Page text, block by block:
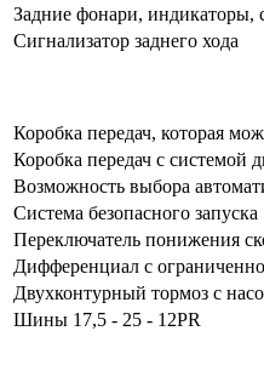
Задние фонари, индикаторы,
Сигнализатор заднего хода
Коробка передач, которая
Коробка передач с системой
Возможность выбора
Система безопасного запуска
Переключатель понижения
Дифференциал с
Двухконтурный тормоз с
Шины 17,5 - 25 - 12PR